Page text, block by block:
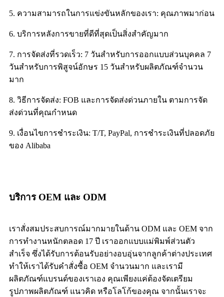
5. ความสามารถในการแข่งขันหลักของเรา: คุณภาพมาก่อน
6. บริการหลังการขายที่ดีที่สุดเป็นสิ่งสำคัญมาก
7. การจัดส่งที่รวดเร็ว: 7 วันสำหรับการออกแบบส่วนบุคคล 7
วันสำหรับการพิสูจน์อักษร 15 วันสำหรับผลิตภัณฑ์จำนวน
มาก
8. วิธีการจัดส่ง: FOB และการจัดส่งด่วนภายใน ตามการจัด
ส่งด่วนที่คุณกำหนด
9. เงื่อนไขการชำระเงิน: T/T, PayPal, การชำระเงินที่ปลอดภัย
ของ Alibaba
บริการ OEM และ ODM
เราสั่งสมประสบการณ์มากมายในด้าน ODM และ OEM จาก
การทำงานหนักตลอด 17 ปี เราออกแบบแม่พิมพ์ส่วนตัว
สำเร็จ ซึ่งได้รับการต้อนรับอย่างอบอุ่นจากลูกค้าต่างประเทศ
ทำให้เราได้รับคำสั่งซื้อ OEM จำนวนมาก และเรามี
ผลิตภัณฑ์แบรนด์ของเราเอง คุณเพียงแค่ต้องจัดเตรียม
รูปภาพผลิตภัณฑ์ แนวคิด หรือโลโก้ของคุณ จากนั้นเราจะ